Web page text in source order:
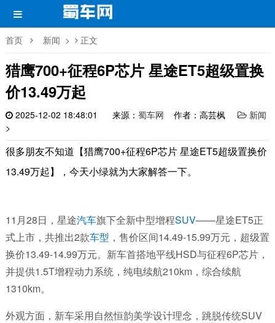
首页 新闻 > 正文
猎鹰700+征程6P芯片 星途ET5超级置换
价13.49万起
2025-12-02 18:48:01 来源： 蜀车网 作者：高芸枫
新闻
>
很多朋友不知道【猎鹰700+征程6P芯片 星途ET5超级置换价
13.49万起】，今天小绿就为大家解答一下。
11月28日，星途汽车旗下全新中型增程SUV——星途ET5正
式上市，共推出2款车型 ，售价区间14.49-15.99万元，超级置
换价13.49-14.99万元。新车首搭地平线HSD与征程6P芯片，
并提供1.5T增程动力系统，纯电续航210km，综合续航
1310km。
外观方面，新车采用自然恒韵美学设计理念，跳脱传统SUV